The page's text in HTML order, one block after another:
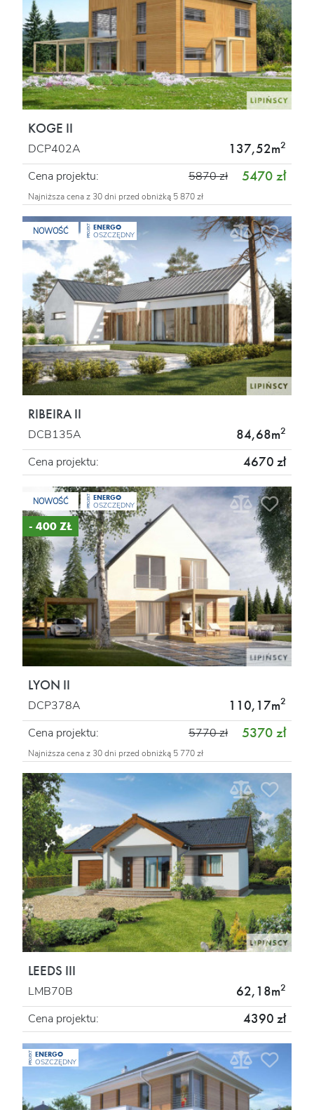
KOGE II
DCP402A 137,52m2
Cena projektu: 5470 zł
5870 zł
Najniższa cena z 30 dni przed obniżką 5 870 zł
NOWOŚĆ PROJEKT ENERGO
OSZCZĘDNY
RIBEIRA II
DCB135A 84,68m2
Cena projektu: 4670 zł
NOWOŚĆ PROJEKT ENERGO
OSZCZĘDNY
- 400 ZŁ
LYON II
DCP378A 110,17m2
Cena projektu: 5370 zł
5770 zł
Najniższa cena z 30 dni przed obniżką 5 770 zł
LEEDS III
LMB70B 62,18m2
Cena projektu: 4390 zł
PROJEKT ENERGO
OSZCZĘDNY